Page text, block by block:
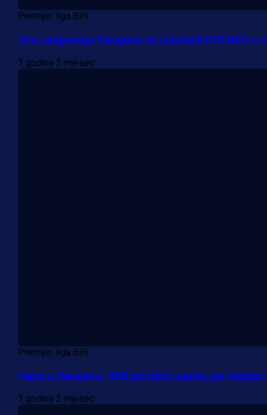
Premijer liga BiH
Ovo saopćenje Sarajeva će izazivati POTRES u
1 godina 2 mjesec
Premijer liga BiH
Haos u Sarajevu: VAR poništio penal, pa
1 godina 2 mjesec